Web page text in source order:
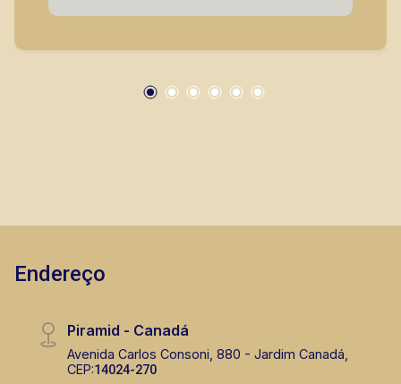
prevista para Fevereiro de 2024. *Consultar
Endereço
Piramid - Canadá
Avenida Carlos Consoni, 880 - Jardim Canadá,
CEP:14024-270